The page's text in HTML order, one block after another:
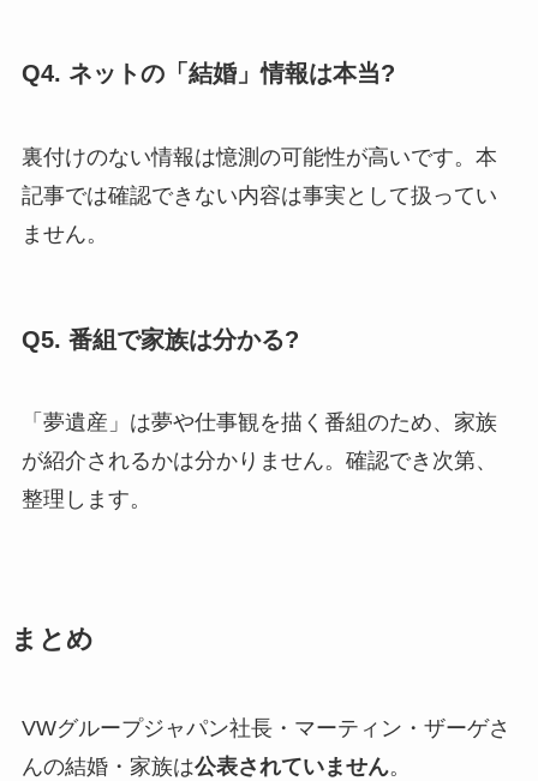
Q4. ネットの「結婚」情報は本当?
裏付けのない情報は憶測の可能性が高いです。本
記事では確認できない内容は事実として扱ってい
ません。
Q5. 番組で家族は分かる?
「夢遺産」は夢や仕事観を描く番組のため、家族
が紹介されるかは分かりません。確認でき次第、
整理します。
まとめ
VWグループジャパン社長・マーティン・ザーゲさ
んの結婚・家族は公表されていません。